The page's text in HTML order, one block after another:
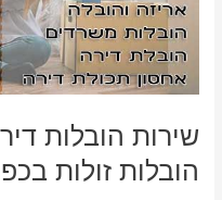
שירות הובלות
הובלות זולות